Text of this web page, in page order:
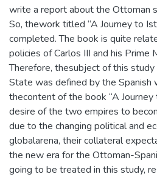
write a report about the Ottoman
So, thework titled “A Journey to
completed. The book is quite
policies of Carlos III and his Prime
Therefore, thesubject of this
State was defined by the Spanish
thecontent of the book “A
desire of the two empires to
due to the changing political and
globalarena, their collateral
the new era for the Ottoman-
going to be treated in this study,